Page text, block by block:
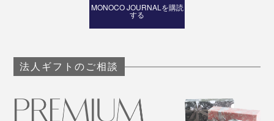
MONOCO JOURNALを購読
する
法人ギフトのご相談